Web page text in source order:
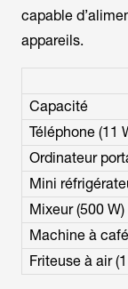
capable
appareils.
Capacité
Téléphone (11
Ordinateur
Mini
Mixeur (500 W)
Machine à
Friteuse à air